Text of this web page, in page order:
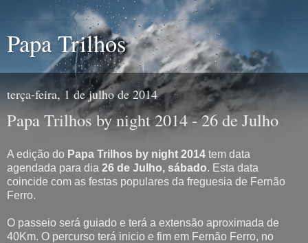
Papa Trilhos
terça-feira, 1 de julho de 2014
Papa Trilhos by night 2014 - 26 de Julho
A edição do Papa Trilhos by night 2014 tem data
agendada para dia 26 de Julho, sábado. Esta data
coincide com as festas populares da freguesia de Fernão
Ferro.
O passeio será guiado e terá a extensão aproximada de
40Km. O percurso terá inicio e fim em Fernão Ferro, no